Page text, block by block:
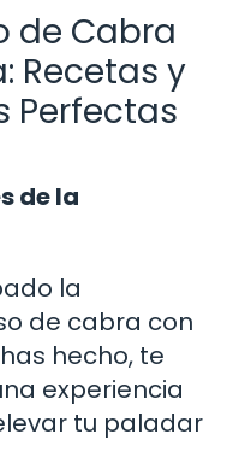
de Cabra
Recetas y
Perfectas
de la
la
de cabra con
hecho, te
experiencia
tu paladar